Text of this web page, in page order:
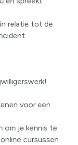
relatie tot de
voor een
om je kennis te
cursussen